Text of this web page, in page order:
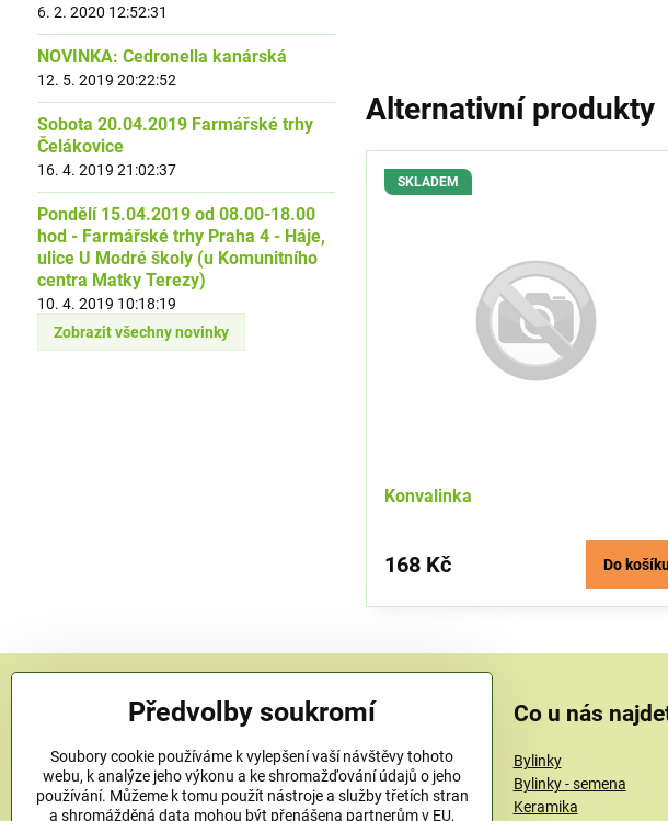
Alternativní produkty
SKLADEM
Konvalinka
168 Kč Do
6. 2. 2020 12:52:31
NOVINKA: Cedronella kanárská
12. 5. 2019 20:22:52
Sobota 20.04.2019 Farmářské trhy
Čelákovice
16. 4. 2019 21:02:37
Pondělí 15.04.2019 od 08.00-18.00
hod - Farmářské trhy Praha 4 - Háje,
ulice U Modré školy (u Komunitního
centra Matky Terezy)
10. 4. 2019 10:18:19
Zobrazit všechny novinky
KONTAKT
Bylinkové zahradnictví Herbinka
Petra Závorcová
Na Křečku 346
Co u nás
Bylinky
Bylinky - semena
Keramika
Předvolby soukromí
Soubory cookie používáme k vylepšení vaší návštěvy tohoto
webu, k analýze jeho výkonu a ke shromažďování údajů o jeho
používání. Můžeme k tomu použít nástroje a služby třetích stran
a shromážděná data mohou být přenášena partnerům v EU,